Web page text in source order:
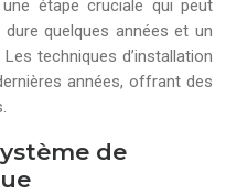
étape cruciale qui peut
quelques années et un
techniques d’installation
années, offrant des
de